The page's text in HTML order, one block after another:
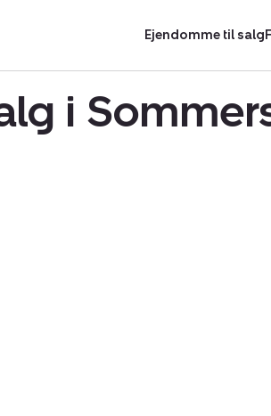
Ejendomme til salg
i